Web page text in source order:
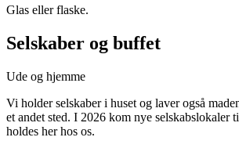
Glas eller flaske.
Selskaber og buffet
Ude og hjemme
Vi holder selskaber i huset og laver også
et andet sted. I 2026 kom nye selskabslokaler
holdes her hos os.